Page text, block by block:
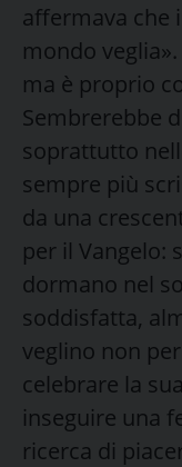
affermava che
mondo
ma è proprio
Sembrerebbe
soprattutto
sempre più
da una
per il Vangelo:
dormano nel
soddisfatta,
veglino non
celebrare la
inseguire una
ricerca di